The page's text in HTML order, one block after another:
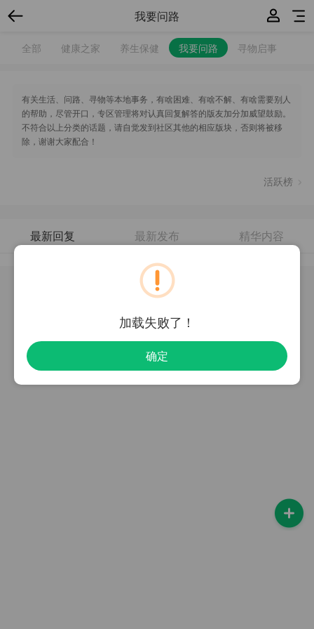
我要问路
全部 健康之家 养生保健 我要问路 寻物启事
有关生活、问路、寻物等本地事务，有啥困难、有啥不解、有啥需要别人
的帮助，尽管开口，专区管理将对认真回复解答的版友加分加威望鼓励。
不符合以上分类的话题，请自觉发到社区其他的相应版块，否则将被移
除，谢谢大家配合！
活跃榜
最新回复 最新发布 精华内容
加载失败了！
确定